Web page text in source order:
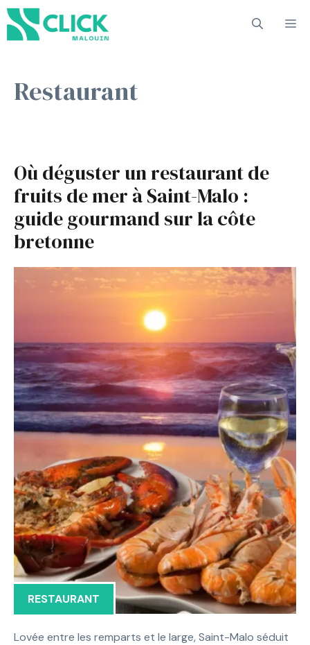
Aller
au
contenu
Restaurant
Où déguster un restaurant de
fruits de mer à Saint-Malo :
guide gourmand sur la côte
bretonne
RESTAURANT
Lovée entre les remparts et le large, Saint-Malo séduit